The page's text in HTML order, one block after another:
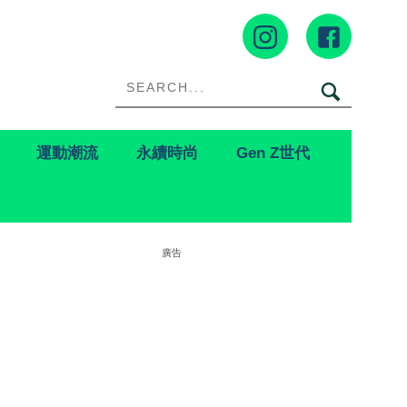
運動潮流 永續時尚 Gen Z世代
廣告